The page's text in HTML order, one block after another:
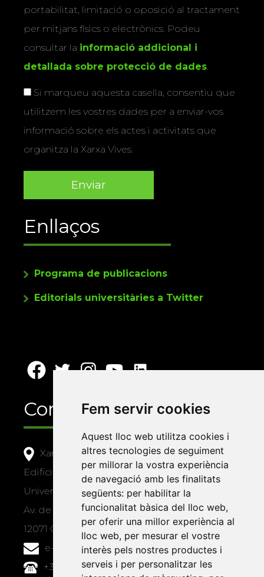
Fem servir cookies
Aquest lloc web utilitza cookies i
altres tecnologies de seguiment
per millorar la vostra experiència
de navegació amb les finalitats
següents: per habilitar la
funcionalitat bàsica del lloc web,
per oferir una millor experiència al
lloc web, per mesurar el vostre
interès pels nostres productes i
serveis i per personalitzar les
portabilitat, limitació o oposició al tractament
per mitjans físics o electrònics. Podeu
consultar la informació addicional i
detallada sobre protecció de dades
Si marqueu aquesta casella, consentiu que
utilitzem les vostres dades per a enviar-vos
informació sobre els actes i activitats que
organitza la Xarxa Vives.
Enllaços
Programa de publicacions
Editorials universitàries a Twitter
Contacte
Xarxa Vives d'Universitats
Edifici Àgora
Universitat Jaume I, local 10
Av. de Vicent Sos Baynat, s/n
12071 Castelló de la Plana
e-buc@vives.org
+34 964 72 89 93